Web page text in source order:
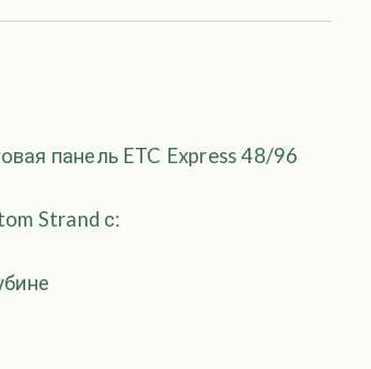
панель ETC Express 48/96
Strand с: